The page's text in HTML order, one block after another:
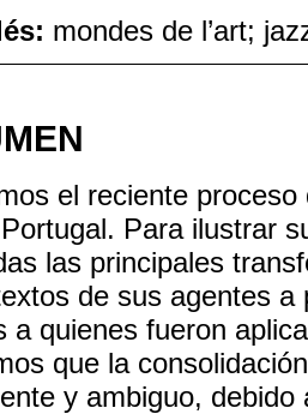
mondes de l’art;
el reciente
Para ilustrar
las principales
de sus agentes
a quienes fueron
que la
y ambiguo,